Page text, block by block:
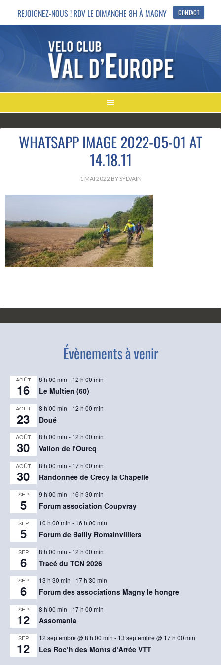
REJOIGNEZ-NOUS ! RDV LE DIMANCHE 8H À MAGNY CONTACT
WHATSAPP IMAGE 2022-05-01 AT
14.18.11
1 MAI 2022 BY SYLVAIN
Évènements à venir
AOÛT
16
8 h 00 min - 12 h 00 min
Le Multien (60)
AOÛT
23
8 h 00 min - 12 h 00 min
Doué
AOÛT
30
8 h 00 min - 12 h 00 min
Vallon de l’Ourcq
AOÛT
30
8 h 00 min - 17 h 00 min
Randonnée de Crecy la Chapelle
SEP
5
9 h 00 min - 16 h 30 min
Forum association Coupvray
SEP
5
10 h 00 min - 16 h 00 min
Forum de Bailly Romainvilliers
SEP
6
8 h 00 min - 12 h 00 min
Tracé du TCN 2026
SEP
6
13 h 30 min - 17 h 30 min
Forum des associations Magny le hongre
SEP
12
8 h 00 min - 17 h 00 min
Assomania
SEP
12
12 septembre @ 8 h 00 min - 13 septembre @ 17 h 00 min
Les Roc’h des Monts d’Arrée VTT